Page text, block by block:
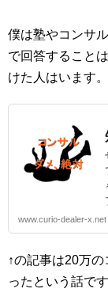
僕は塾やコンサ
で回答すること
けた人はいます。
www.curio-dealer-x.net
↑の記事は20万
ったという話です